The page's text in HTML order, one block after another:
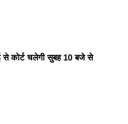
से कोर्ट चलेगी सुबह 10 बजे से